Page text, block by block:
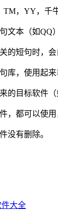
，YY，千牛
本（如QQ
短句时，会
，使用起来
目标软件（
都可以使用
有删除。